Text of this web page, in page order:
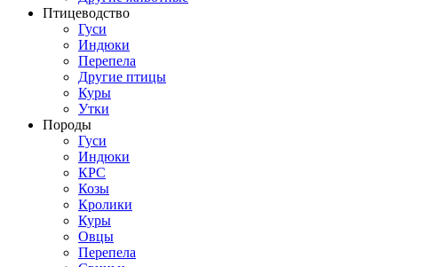
Птицеводство
Гуси
Индюки
Перепела
Другие птицы
Куры
Утки
Породы
Гуси
Индюки
КРС
Козы
Кролики
Куры
Овцы
Перепела